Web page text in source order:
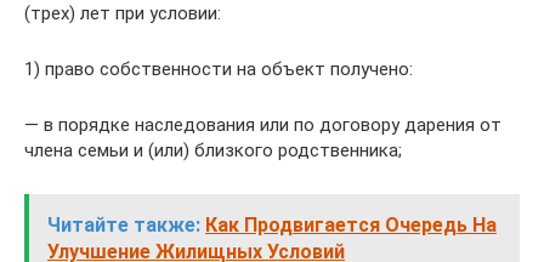
(трех) лет при условии:
1) право собственности на объект получено:
— в порядке наследования или по договору дарения от
члена семьи и (или) близкого родственника;
Читайте также: Как Продвигается Очередь На
Улучшение Жилищных Условий